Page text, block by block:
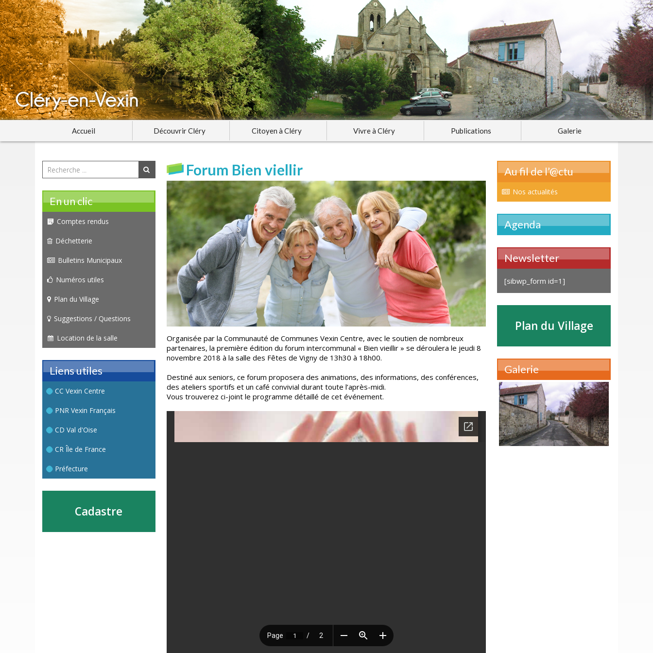
Accueil Découvrir Cléry Citoyen à Cléry Vivre à Cléry Publications Galerie
Forum Bien viellir
Organisée par la Communauté de Communes Vexin Centre, avec le soutien de nombreux
partenaires, la première édition du forum intercommunal « Bien vieillir » se déroulera le jeudi 8
novembre 2018 à la salle des Fêtes de Vigny de 13h30 à 18h00.
Destiné aux seniors, ce forum proposera des animations, des informations, des conférences,
des ateliers sportifs et un café convivial durant toute l’après-midi.
Vous trouverez ci-joint le programme détaillé de cet événement.
En un clic
Comptes rendus
Déchetterie
Bulletins Municipaux
Numéros utiles
Plan du Village
Suggestions / Questions
Location de la salle
Liens utiles
CC Vexin Centre
PNR Vexin Français
CD Val d'Oise
CR Île de France
Préfecture
Cadastre
Au fil de l’@ctu
Nos actualités
Agenda
Newsletter
[sibwp_form id=1]
Plan du Village
Galerie